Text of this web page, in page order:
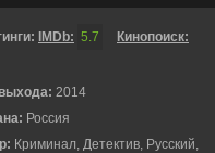
IMDb: 5.7
Кинопоиск:
2014
Россия
Криминал, Детектив, Русский,